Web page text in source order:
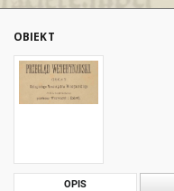
OBIEKT
OPIS